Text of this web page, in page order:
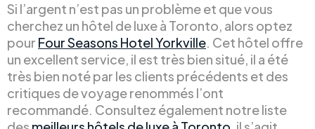
Si l’argent n’est pas un problème et que vous
cherchez un hôtel de luxe à Toronto, alors optez
pour Four Seasons Hotel Yorkville. Cet hôtel offre
un excellent service, il est très bien situé, il a été
très bien noté par les clients précédents et des
critiques de voyage renommés l’ont
recommandé. Consultez également notre liste